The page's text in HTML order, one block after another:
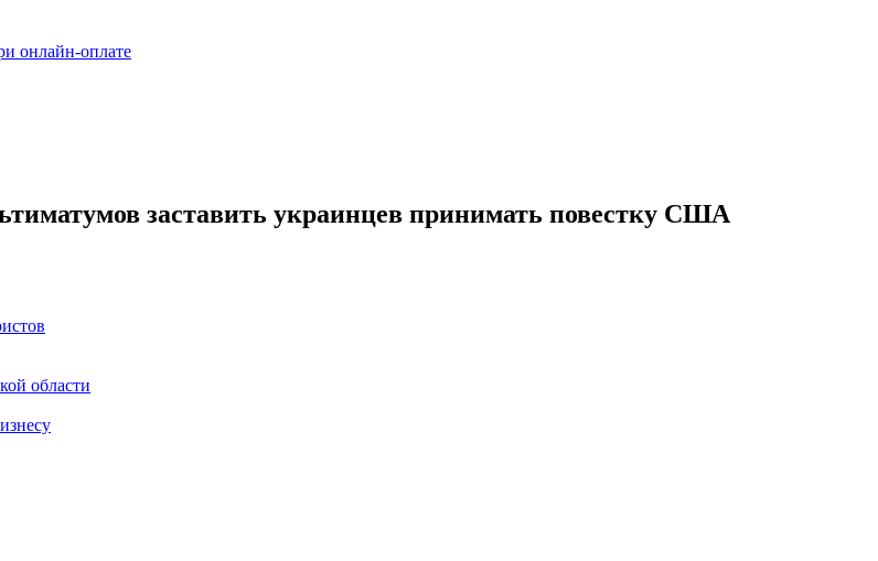
онлайн-оплате
заставить украинцев принимать повестку США
области